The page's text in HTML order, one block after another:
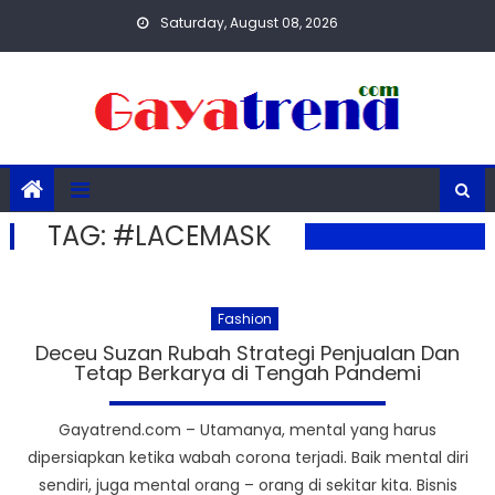
Saturday, August 08, 2026
TAG: #LACEMASK
Fashion
Deceu Suzan Rubah Strategi Penjualan Dan
Tetap Berkarya di Tengah Pandemi
Gayatrend.com – Utamanya, mental yang harus
dipersiapkan ketika wabah corona terjadi. Baik mental diri
sendiri, juga mental orang – orang di sekitar kita. Bisnis